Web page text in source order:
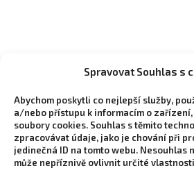
Spravovat Souhlas s
Abychom poskytli co nejlepší služby,
a/nebo přístupu k informacím o
soubory cookies. Souhlas s těmito
zpracovávat údaje, jako je chování při
jedinečná ID na tomto webu. Nesouhlas
může nepříznivě ovlivnit určité